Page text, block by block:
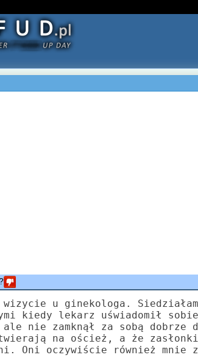
wizycie u ginekologa.
kiedy lekarz uświadomił
ale nie zamknął za sobą
na oścież, a że
Oni oczywiście również mnie